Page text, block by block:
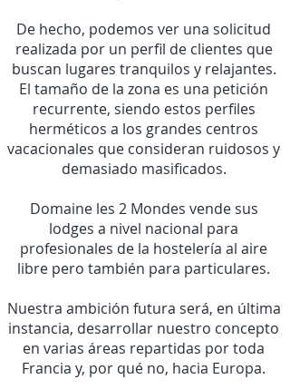
De hecho, podemos ver una solicitud
realizada por un perfil de clientes que
buscan lugares tranquilos y relajantes.
El tamaño de la zona es una petición
recurrente, siendo estos perfiles
herméticos a los grandes centros
vacacionales que consideran ruidosos y
demasiado masificados.
Domaine les 2 Mondes vende sus
lodges a nivel nacional para
profesionales de la hostelería al aire
libre pero también para particulares.
Nuestra ambición futura será, en última
instancia, desarrollar nuestro concepto
en varias áreas repartidas por toda
Francia y, por qué no, hacia Europa.